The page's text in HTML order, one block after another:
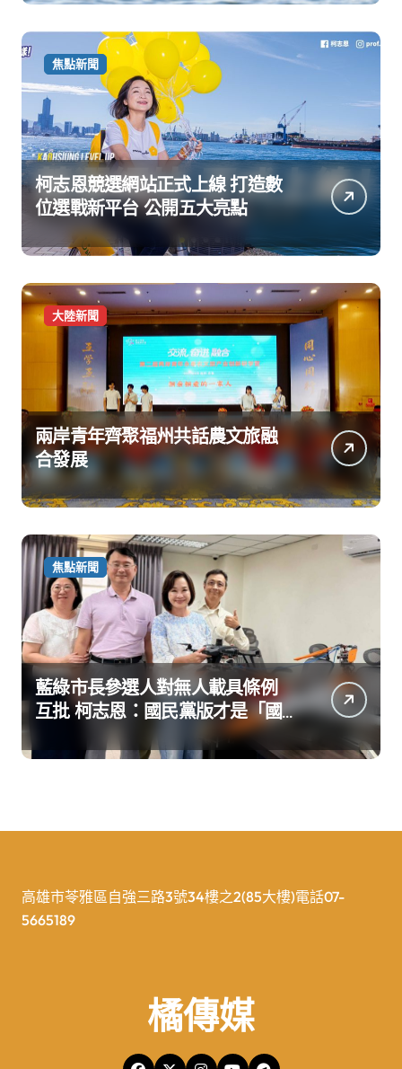
焦點新聞
柯志恩競選網站正式上線 打造數
位選戰新平台 公開五大亮點
大陸新聞
兩岸青年齊聚福州共話農文旅融
合發展
焦點新聞
藍綠市長參選人對無人載具條例
互批 柯志恩：國民黨版才是「國
防+產業」務實版
高雄市苓雅區自強三路3號34樓之2(85大樓)電話07-
5665189
橘傳媒